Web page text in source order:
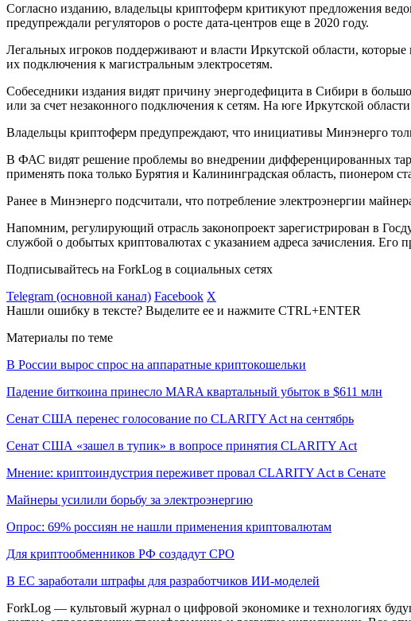
Согласно изданию, владельцы криптоферм критикуют предложения
предупреждали регуляторов о росте дата-центров еще в 2020 году.
Легальных игроков поддерживают и власти Иркутской области,
их подключения к магистральным электросетям.
Собеседники издания видят причину энергодефицита в Сибири в
или за счет незаконного подключения к сетям. На юге Иркутской
Владельцы криптоферм предупреждают, что инициативы Минэнерго
В ФАС видят решение проблемы во внедрении дифференцированных
применять пока только Бурятия и Калининградская область, пионером
Ранее в Минэнерго подсчитали, что потребление электроэнергии
Напомним, регулирующий отрасль законопроект зарегистрирован в
службой о добытых криптовалютах с указанием адреса зачисления. Его
Подписывайтесь на ForkLog в социальных сетях
Telegram (основной канал) Facebook X
Нашли ошибку в тексте? Выделите ее и нажмите CTRL+ENTER
Материалы по теме
В России вырос спрос на аппаратные криптокошельки
Падение биткоина принесло MARA квартальный убыток в $611 млн
Сенат США перенес голосование по CLARITY Act на сентябрь
Сенат США «зашел в тупик» в вопросе принятия CLARITY Act
Мнение: криптоиндустрия переживет провал CLARITY Act в Сенате
Майнеры усилили борьбу за электроэнергию
Опрос: 69% россиян не нашли применения криптовалютам
Для криптообменников РФ создадут СРО
В ЕС заработали штрафы для разработчиков ИИ-моделей
ForkLog — культовый журнал о цифровой экономике и технологиях